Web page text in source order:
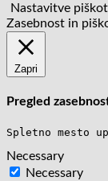
Nastavitve
Zasebnost in
Zapri
Pregled
Spletno mesto
Necessary
Necessary